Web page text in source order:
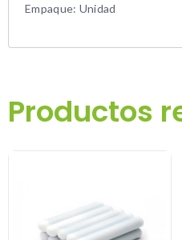
Empaque: Unidad
Productos